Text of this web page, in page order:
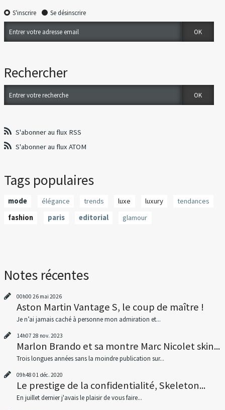
S'inscrire Se désinscrire
Rechercher
S'abonner au flux RSS
S'abonner au flux ATOM
Tags populaires
mode élégance trends luxe luxury
tendances
fashion
paris editorial glamour
Notes récentes
00h00 26 mai 2026
Aston Martin Vantage S, le coup de maître !
Je n’ai jamais caché à personne mon admiration et...
14h07 28 nov. 2023
Marlon Brando et sa montre Marc Nicolet skin...
Trois longues années sans la moindre publication sur...
09h48 01 déc. 2020
Le prestige de la confidentialité, Skeleton...
En juillet dernier j'avais le plaisir de vous faire...